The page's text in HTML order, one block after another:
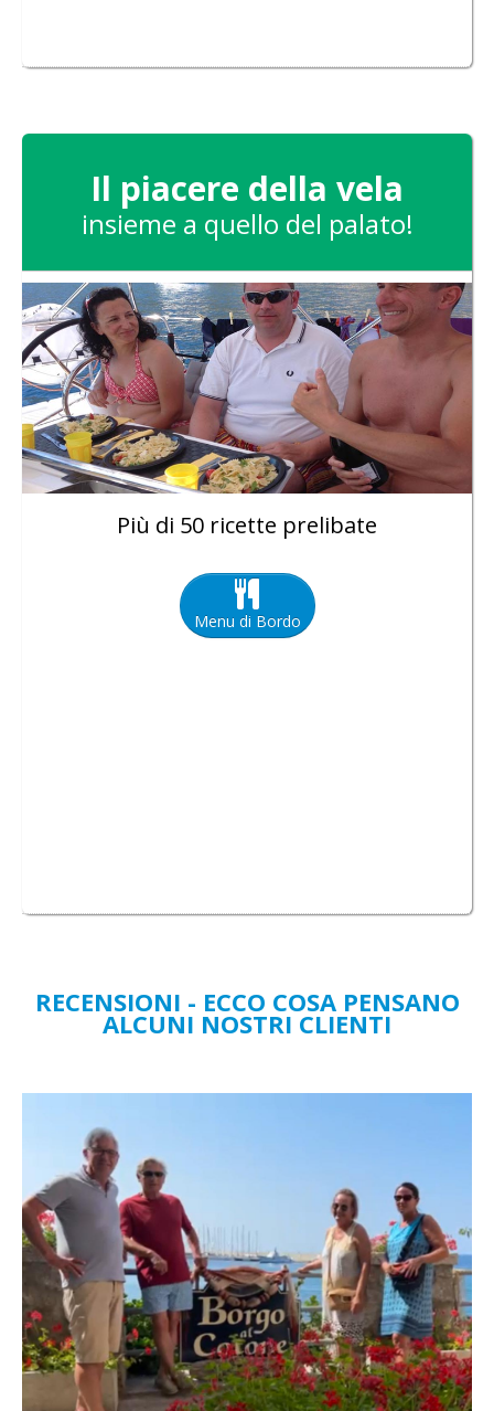
Il piacere della vela
insieme a quello del palato!
Più di 50 ricette prelibate
Menu di Bordo
RECENSIONI - ECCO COSA PENSANO
ALCUNI NOSTRI CLIENTI